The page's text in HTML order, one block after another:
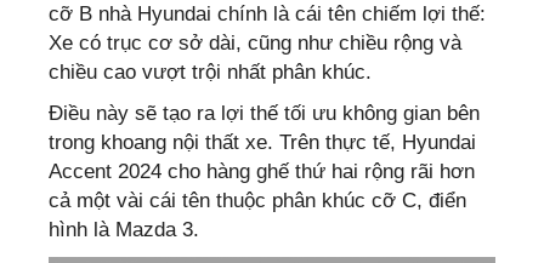
cỡ B nhà Hyundai chính là cái tên chiếm lợi thế:
Xe có trục cơ sở dài, cũng như chiều rộng và
chiều cao vượt trội nhất phân khúc.
Điều này sẽ tạo ra lợi thế tối ưu không gian bên
trong khoang nội thất xe. Trên thực tế, Hyundai
Accent 2024 cho hàng ghế thứ hai rộng rãi hơn
cả một vài cái tên thuộc phân khúc cỡ C, điển
hình là Mazda 3.